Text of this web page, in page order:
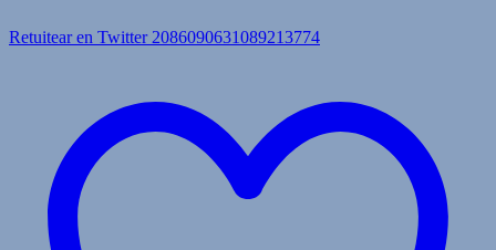
Retuitear en Twitter 2086090631089213774